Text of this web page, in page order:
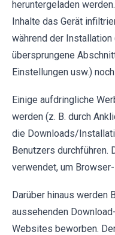
heruntergeladen
Inhalte das Gerät
während der
übersprungene
Einstellungen usw.)
Einige aufdringliche
werden (z. B. durch
die Downloads/
Benutzers durchführen.
verwendet, um
Darüber hinaus werden
aussehenden
Websites beworben.